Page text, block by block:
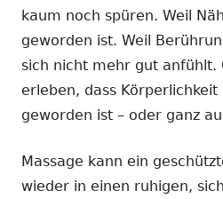
kaum noch spüren. Weil
geworden ist. Weil
sich nicht mehr gut anfühlt.
erleben, dass
geworden ist – oder ganz
Massage kann ein
wieder in einen ruhigen,